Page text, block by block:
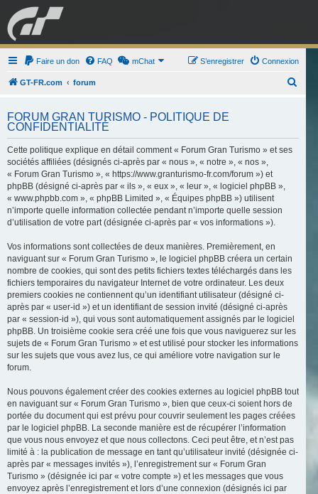
GRAN TURISMO FORUM
ESPORT BOUTIQUE
Faire un don FAQ mChat Connexion
S’enregistrer
GT-FR.com forum
FORUM GRAN TURISMO - POLITIQUE DE
CONFIDENTIALITÉ
Cette politique explique en détail comment « Forum Gran Turismo » et ses
sociétés affiliées (désignés ci-après par « nous », « notre », « nos »,
« Forum Gran Turismo », « https://www.granturismo-fr.com/forum ») et
phpBB (désigné ci-après par « ils », « eux », « leur », « logiciel phpBB »,
« www.phpbb.com », « phpBB Limited », « Équipes phpBB ») utilisent
n’importe quelle information collectée pendant n’importe quelle session
d’utilisation de votre part (désignée ci-après par « vos informations »).
Vos informations sont collectées de deux manières. Premièrement, en
naviguant sur « Forum Gran Turismo », le logiciel phpBB créera un certain
nombre de cookies, qui sont des petits fichiers textes téléchargés dans les
fichiers temporaires du navigateur Internet de votre ordinateur. Les deux
premiers cookies ne contiennent qu’un identifiant utilisateur (désigné ci-
après par « user-id ») et un identifiant de session invité (désigné ci-après
par « session-id »), qui vous sont automatiquement assignés par le logiciel
phpBB. Un troisième cookie sera créé une fois que vous naviguerez sur les
sujets de « Forum Gran Turismo » et est utilisé pour stocker les informations
sur les sujets que vous avez lus, ce qui améliore votre navigation sur le
forum.
Nous pouvons également créer des cookies externes au logiciel phpBB tout
en naviguant sur « Forum Gran Turismo », bien que ceux-ci soient hors de
portée du document qui est prévu pour couvrir seulement les pages créées
par le logiciel phpBB. La seconde manière est de récupérer l’information
que vous nous envoyez et que nous collectons. Ceci peut être, et n’est pas
limité à : la publication de message en tant qu’utilisateur invité (désignée ci-
après par « messages invités »), l’enregistrement sur « Forum Gran
Turismo » (désignée ici par « votre compte ») et les messages que vous
envoyez après l’enregistrement et lors d’une connexion (désignés ici par